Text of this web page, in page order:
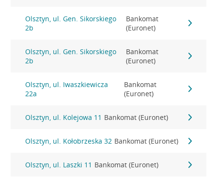
Olsztyn, ul. Gen. Sikorskiego
2b
Bankomat
(Euronet)
Olsztyn, ul. Gen. Sikorskiego
2b
Bankomat
(Euronet)
Olsztyn, ul. Iwaszkiewicza
22a
Bankomat
(Euronet)
Olsztyn, ul. Kolejowa 11 Bankomat (Euronet)
Olsztyn, ul. Kołobrzeska 32 Bankomat (Euronet)
Olsztyn, ul. Laszki 11 Bankomat (Euronet)